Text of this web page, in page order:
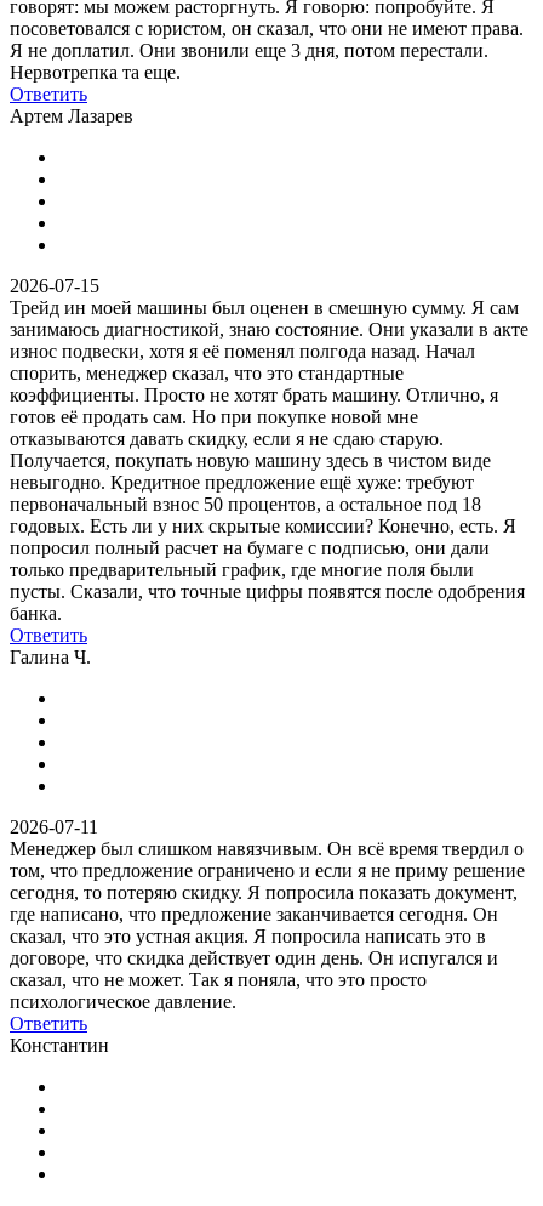
говорят: мы можем расторгнуть. Я говорю: попробуйте. Я
посоветовался с юристом, он сказал, что они не имеют права.
Я не доплатил. Они звонили еще 3 дня, потом перестали.
Нервотрепка та еще.
Ответить
Артем Лазарев
2026-07-15
Трейд ин моей машины был оценен в смешную сумму. Я сам
занимаюсь диагностикой, знаю состояние. Они указали в акте
износ подвески, хотя я её поменял полгода назад. Начал
спорить, менеджер сказал, что это стандартные
коэффициенты. Просто не хотят брать машину. Отлично, я
готов её продать сам. Но при покупке новой мне
отказываются давать скидку, если я не сдаю старую.
Получается, покупать новую машину здесь в чистом виде
невыгодно. Кредитное предложение ещё хуже: требуют
первоначальный взнос 50 процентов, а остальное под 18
годовых. Есть ли у них скрытые комиссии? Конечно, есть. Я
попросил полный расчет на бумаге с подписью, они дали
только предварительный график, где многие поля были
пусты. Сказали, что точные цифры появятся после одобрения
банка.
Ответить
Галина Ч.
2026-07-11
Менеджер был слишком навязчивым. Он всё время твердил о
том, что предложение ограничено и если я не приму решение
сегодня, то потеряю скидку. Я попросила показать документ,
где написано, что предложение заканчивается сегодня. Он
сказал, что это устная акция. Я попросила написать это в
договоре, что скидка действует один день. Он испугался и
сказал, что не может. Так я поняла, что это просто
психологическое давление.
Ответить
Константин